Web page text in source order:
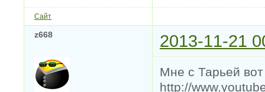
Сайт
z668 2013-11-21
Мне с Тарьей
http://